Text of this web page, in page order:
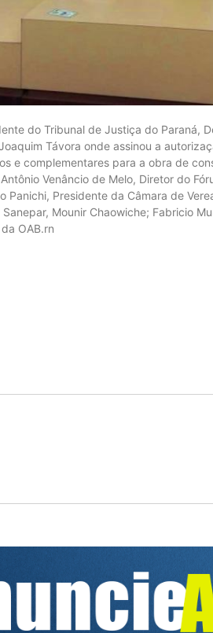
do Tribunal de Justiça do Paraná,
Távora onde assinou a
e complementares para a obra de
Venâncio de Melo, Diretor do
Panichi, Presidente da Câmara de
Mounir Chaowiche; Fabricio
OAB.rn